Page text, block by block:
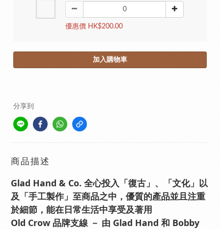
優惠價 HK$200.00
加入購物車
分享到
商品描述
Glad Hand & Co. 全心投入「復古」、「文化」以
及「手工製作」至商品之中，優質的產品並且注重
於細節，能在日常生活中享受及著用
Old Crow 品牌支線 － 由 Glad Hand 和 Bobby